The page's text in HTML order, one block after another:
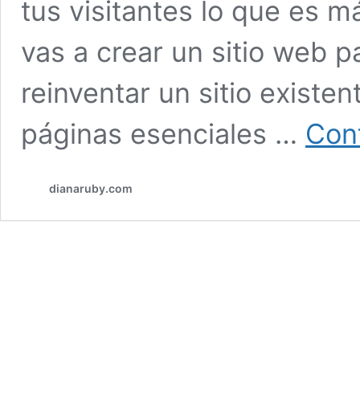
tus visitantes lo que es
vas a crear un sitio web
reinventar un sitio
páginas esenciales …
dianaruby.com